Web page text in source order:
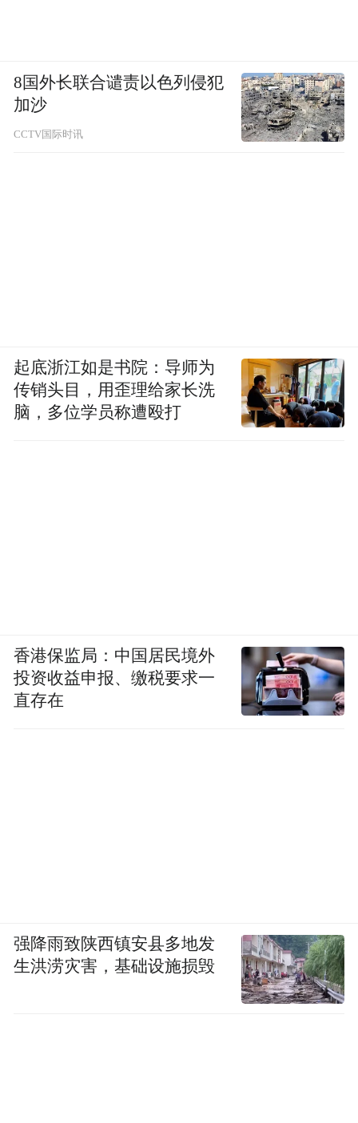
8国外长联合谴责以色列侵犯
加沙
CCTV国际时讯
起底浙江如是书院：导师为
传销头目，用歪理给家长洗
脑，多位学员称遭殴打
香港保监局：中国居民境外
投资收益申报、缴税要求一
直存在
强降雨致陕西镇安县多地发
生洪涝灾害，基础设施损毁